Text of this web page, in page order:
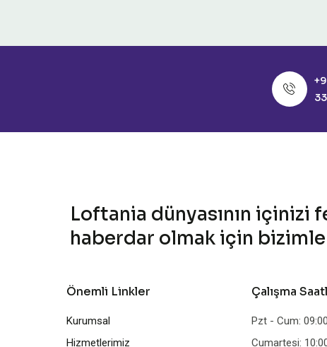
33
Loftania dünyasının içinizi
haberdar olmak için bizimle
Önemli Linkler
Kurumsal
Hizmetlerimiz
Çalışma
Pzt - Cum:
Cumartesi: